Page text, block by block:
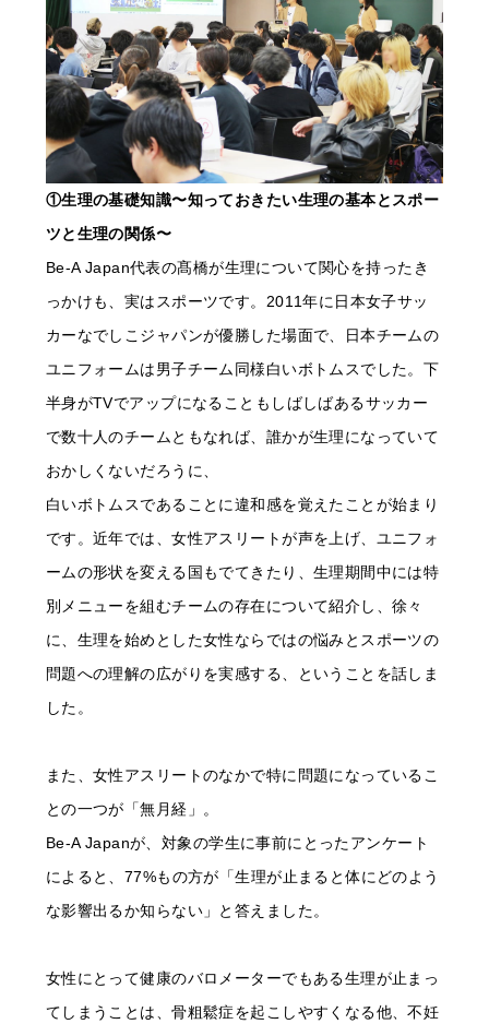
①生理の基礎知識〜知っておきたい生理の基本とスポー
ツと生理の関係〜
Be-A Japan代表の髙橋が生理について関心を持ったき
っかけも、実はスポーツです。2011年に日本女子サッ
カーなでしこジャパンが優勝した場面で、日本チームの
ユニフォームは男子チーム同様白いボトムスでした。下
半身がTVでアップになることもしばしばあるサッカー
で数十人のチームともなれば、誰かが生理になっていて
おかしくないだろうに、
白いボトムスであることに違和感を覚えたことが始まり
です。近年では、女性アスリートが声を上げ、ユニフォ
ームの形状を変える国もでてきたり、生理期間中には特
別メニューを組むチームの存在について紹介し、徐々
に、生理を始めとした女性ならではの悩みとスポーツの
問題への理解の広がりを実感する、ということを話しま
した。
また、女性アスリートのなかで特に問題になっているこ
との一つが「無月経」。
Be-A Japanが、対象の学生に事前にとったアンケート
によると、77%もの方が「生理が止まると体にどのよう
な影響出るか知らない」と答えました。
女性にとって健康のバロメーターでもある生理が止まっ
てしまうことは、骨粗鬆症を起こしやすくなる他、不妊